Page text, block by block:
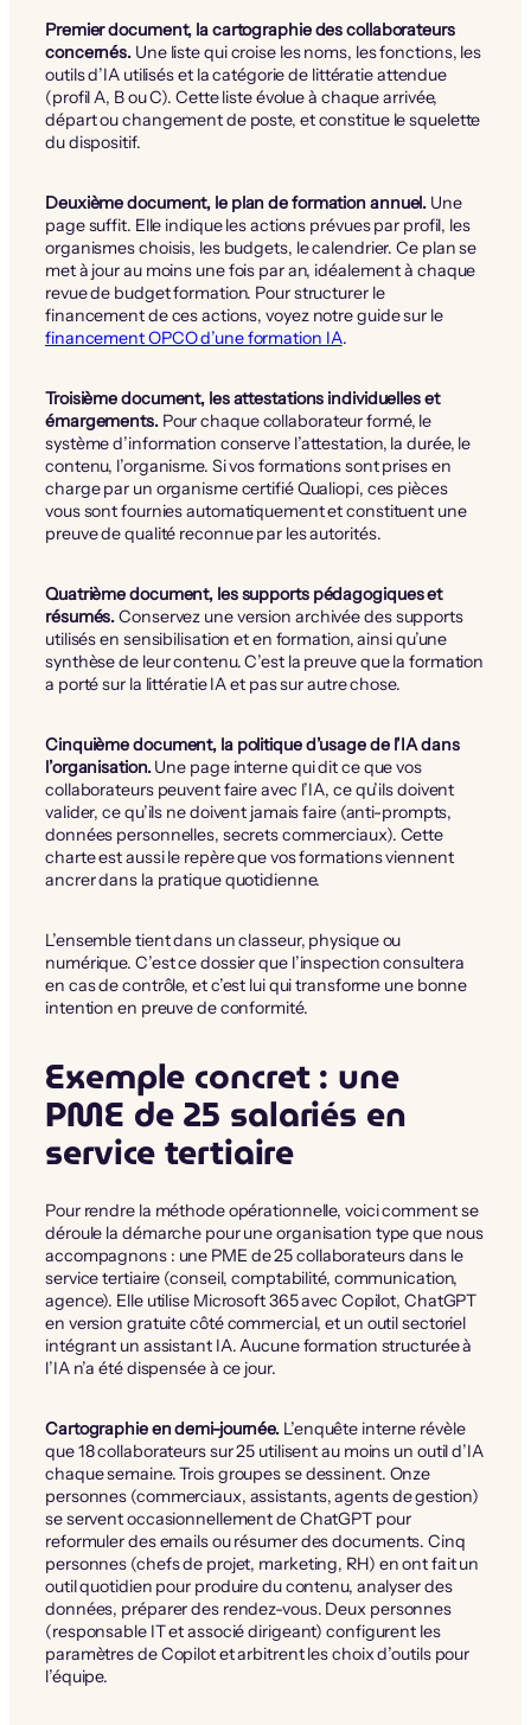
Premier document, la cartographie des collaborateurs
concernés. Une liste qui croise les noms, les fonctions, les
outils d’IA utilisés et la catégorie de littératie attendue
(profil A, B ou C). Cette liste évolue à chaque arrivée,
départ ou changement de poste, et constitue le squelette
du dispositif.
Deuxième document, le plan de formation annuel. Une
page suffit. Elle indique les actions prévues par profil, les
organismes choisis, les budgets, le calendrier. Ce plan se
met à jour au moins une fois par an, idéalement à chaque
revue de budget formation. Pour structurer le
financement de ces actions, voyez notre guide sur le
financement OPCO d’une formation IA.
Troisième document, les attestations individuelles et
émargements.Pour chaque collaborateur formé, le
système d’information conserve l’attestation, la durée, le
contenu, l’organisme. Si vos formations sont prises en
charge par un organisme certifié Qualiopi, ces pièces
vous sont fournies automatiquement et constituent une
preuve de qualité reconnue par les autorités.
Quatrième document, les supports pédagogiques et
résumés.Conservez une version archivée des supports
utilisés en sensibilisation et en formation, ainsi qu’une
synthèse de leur contenu. C’est la preuve que la formation
a porté sur la littératie IA et pas sur autre chose.
Cinquième document, la politique d’usage de l’IA dans
l’organisation.Une page interne qui dit ce que vos
collaborateurs peuvent faire avec l’IA, ce qu’ils doivent
valider, ce qu’ils ne doivent jamais faire (anti-prompts,
données personnelles, secrets commerciaux). Cette
charte est aussi le repère que vos formations viennent
ancrer dans la pratique quotidienne.
L’ensemble tient dans un classeur, physique ou
numérique. C’est ce dossier que l’inspection consultera
en cas de contrôle, et c’est lui qui transforme une bonne
intention en preuve de conformité.
Exemple concret : une
PME de 25 salariés en
service tertiaire
Pour rendre la méthode opérationnelle, voici comment se
déroule la démarche pour une organisation type que nous
accompagnons : une PME de 25 collaborateurs dans le
service tertiaire (conseil, comptabilité, communication,
agence). Elle utilise Microsoft 365 avec Copilot, ChatGPT
en version gratuite côté commercial, et un outil sectoriel
intégrant un assistant IA. Aucune formation structurée à
l’IA n’a été dispensée à ce jour.
Cartographie en demi-journée. L’enquête interne révèle
que 18 collaborateurs sur 25 utilisent au moins un outil d’IA
chaque semaine. Trois groupes se dessinent. Onze
personnes (commerciaux, assistants, agents de gestion)
se servent occasionnellement de ChatGPT pour
reformuler des emails ou résumer des documents. Cinq
personnes (chefs de projet, marketing, RH) en ont fait un
outil quotidien pour produire du contenu, analyser des
données, préparer des rendez-vous. Deux personnes
(responsable IT et associé dirigeant) configurent les
paramètres de Copilot et arbitrent les choix d’outils pour
l’équipe.